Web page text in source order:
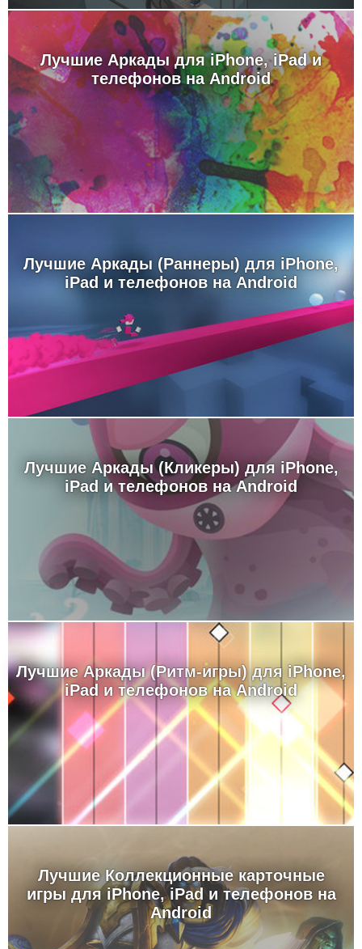
Лучшие Аркады для iPhone, iPad и
телефонов на Android
Лучшие Аркады (Раннеры) для iPhone,
iPad и телефонов на Android
Лучшие Аркады (Кликеры) для iPhone,
iPad и телефонов на Android
Лучшие Аркады (Ритм-игры) для iPhone,
iPad и телефонов на Android
Лучшие Коллекционные карточные
игры для iPhone, iPad и телефонов на
Android